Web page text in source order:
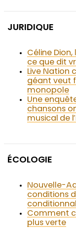
JURIDIQUE
Céline
ce que dit
Live
géant veut
monopole
Une
chansons
musical de
ÉCOLOGIE
Nouvelle-
conditions
Comment
plus verte